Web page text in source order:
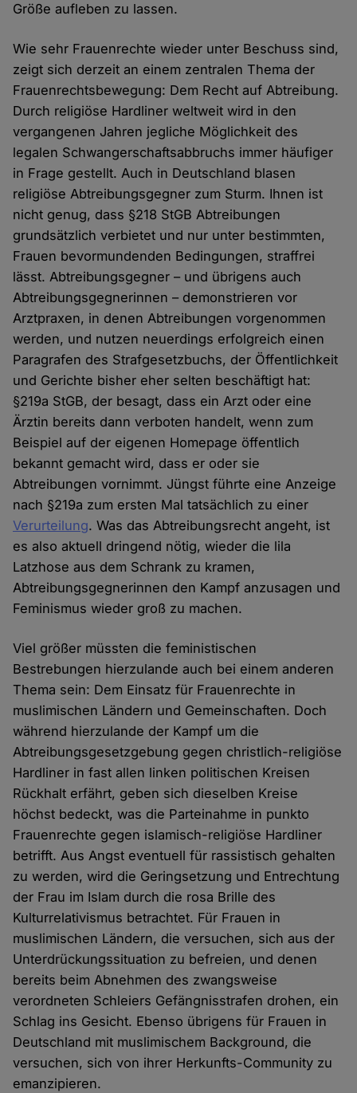
Größe aufleben zu lassen.
Wie sehr Frauenrechte wieder unter Beschuss sind,
zeigt sich derzeit an einem zentralen Thema der
Frauenrechtsbewegung: Dem Recht auf Abtreibung.
Durch religiöse Hardliner weltweit wird in den
vergangenen Jahren jegliche Möglichkeit des
legalen Schwangerschaftsabbruchs immer häufiger
in Frage gestellt. Auch in Deutschland blasen
religiöse Abtreibungsgegner zum Sturm. Ihnen ist
nicht genug, dass §218 StGB Abtreibungen
grundsätzlich verbietet und nur unter bestimmten,
Frauen bevormundenden Bedingungen, straffrei
lässt. Abtreibungsgegner – und übrigens auch
Abtreibungsgegnerinnen – demonstrieren vor
Arztpraxen, in denen Abtreibungen vorgenommen
werden, und nutzen neuerdings erfolgreich einen
Paragrafen des Strafgesetzbuchs, der Öffentlichkeit
und Gerichte bisher eher selten beschäftigt hat:
§219a StGB, der besagt, dass ein Arzt oder eine
Ärztin bereits dann verboten handelt, wenn zum
Beispiel auf der eigenen Homepage öffentlich
bekannt gemacht wird, dass er oder sie
Abtreibungen vornimmt. Jüngst führte eine Anzeige
nach §219a zum ersten Mal tatsächlich zu einer
Verurteilung. Was das Abtreibungsrecht angeht, ist
es also aktuell dringend nötig, wieder die lila
Latzhose aus dem Schrank zu kramen,
Abtreibungsgegnerinnen den Kampf anzusagen und
Feminismus wieder groß zu machen.
Viel größer müssten die feministischen
Bestrebungen hierzulande auch bei einem anderen
Thema sein: Dem Einsatz für Frauenrechte in
muslimischen Ländern und Gemeinschaften. Doch
während hierzulande der Kampf um die
Abtreibungsgesetzgebung gegen christlich-religiöse
Hardliner in fast allen linken politischen Kreisen
Rückhalt erfährt, geben sich dieselben Kreise
höchst bedeckt, was die Parteinahme in punkto
Frauenrechte gegen islamisch-religiöse Hardliner
betrifft. Aus Angst eventuell für rassistisch gehalten
zu werden, wird die Geringsetzung und Entrechtung
der Frau im Islam durch die rosa Brille des
Kulturrelativismus betrachtet. Für Frauen in
muslimischen Ländern, die versuchen, sich aus der
Unterdrückungssituation zu befreien, und denen
bereits beim Abnehmen des zwangsweise
verordneten Schleiers Gefängnisstrafen drohen, ein
Schlag ins Gesicht. Ebenso übrigens für Frauen in
Deutschland mit muslimischem Background, die
versuchen, sich von ihrer Herkunfts-Community zu
emanzipieren.